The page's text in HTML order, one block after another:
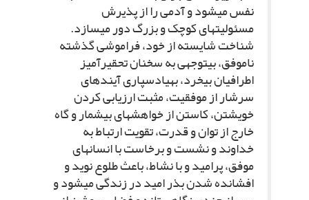
نفس مى‏شود و آدمى را از پذیرش
مسئولیت‏هاى کوچک و بزرگ دور مى‏سازد.
شناخت شایسته از خود، فراموشى گذشته
ناموفق، بى‏توجهى به سخنان تحقیرآمیز
اطرافیان بى‏خرد، به‏یادسپارى آینده‏اى
سرشار از موفقیت، مثبت ارزیابى کردن
خویشتن، کاستن از خواهش‏هاى بى‏شمار و گاه
خارج از توان و قدرت، تقویت ارتباط به
خداوند و نشست و برخاست با انسان‏هاى
موفق، پرامید و با نشاط، باعث طلوع نوید و
افشانده شدن بذر امید در زندگى مى‏شود و